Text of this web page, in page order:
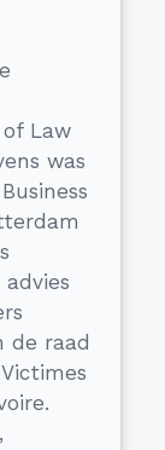
Law
was
de raad